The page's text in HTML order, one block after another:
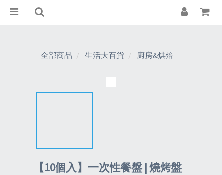
全部商品 生活大百貨 廚房&烘焙
【10個入】一次性餐盤 | 燒烤盤